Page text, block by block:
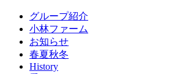
グループ紹介
小林ファーム
お知らせ
春夏秋冬
History